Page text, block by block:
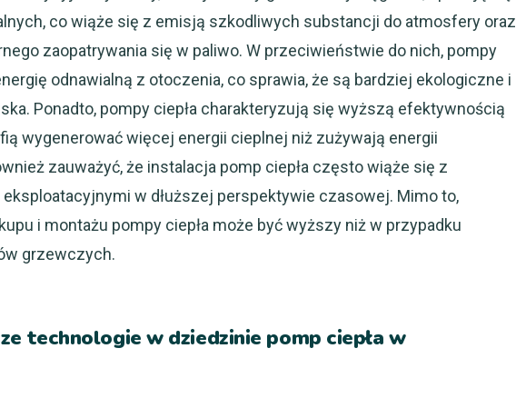
co wiąże się z emisją szkodliwych substancji do atmosfery oraz
zaopatrywania się w paliwo. W przeciwieństwie do nich, pompy
odnawialną z otoczenia, co sprawia, że są bardziej ekologiczne i
Ponadto, pompy ciepła charakteryzują się wyższą efektywnością
wygenerować więcej energii cieplnej niż zużywają energii
zauważyć, że instalacja pomp ciepła często wiąże się z
w dłuższej perspektywie czasowej. Mimo to,
i montażu pompy ciepła może być wyższy niż w przypadku
grzewczych.
technologie w dziedzinie pomp ciepła w